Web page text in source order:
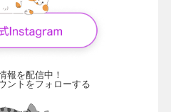
報を配信中！
ントをフォローする